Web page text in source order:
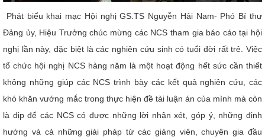
Phát biểu khai mạc Hội nghị GS.TS Nguyễn Hải Nam- Phó Bí thư
Đảng ủy, Hiệu Trưởng chúc mừng các NCS tham gia báo cáo tại hội
nghị lần này, đặc biệt là các nghiên cứu sinh có tuổi đời rất trẻ. Việc
tổ chức hội nghị NCS hàng năm là một hoạt động hết sức cần thiết
không những giúp các NCS trình bày các kết quả nghiên cứu, các
khó khăn vướng mắc trong thực hiện đề tài luận án của mình mà còn
là dịp để các NCS có được những lời nhận xét, góp ý, những định
hướng và cả những giải pháp từ các giảng viên, chuyên gia đầu